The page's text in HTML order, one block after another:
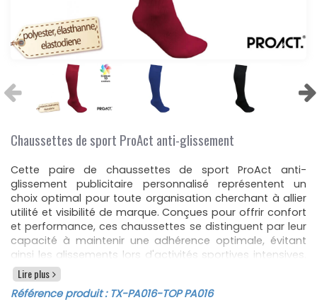
Chaussettes de sport ProAct anti-glissement
Cette paire de chaussettes de sport ProAct anti-
glissement publicitaire personnalisé représentent un
choix optimal pour toute organisation cherchant à allier
utilité et visibilité de marque. Conçues pour offrir confort
et performance, ces chaussettes se distinguent par leur
capacité à maintenir une adhérence optimale, évitant
ainsi les glissements lors d'activités sportives intensives.
La personnalisation est au cœur de ce produit,
permettant d'ajouter un logo ou un texte spécifique,
Lire plus
Référence produit : TX-PA016-TOP PA016